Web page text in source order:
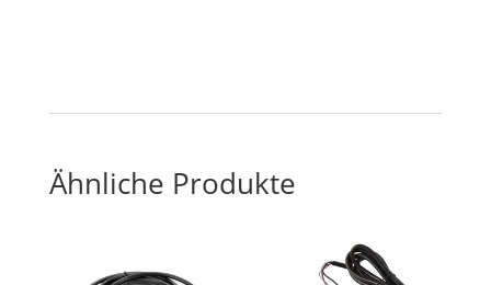
Ähnliche Produkte